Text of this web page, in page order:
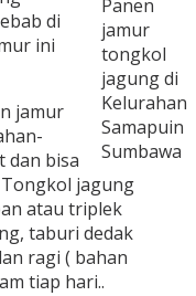
Panen
jamur
tongkol
jagung di
Kelurahan
Samapuin
Sumbawa
di
ini
jamur
dan bisa
jagung
atau triplek
taburi dedak
ragi ( bahan
tiap hari..